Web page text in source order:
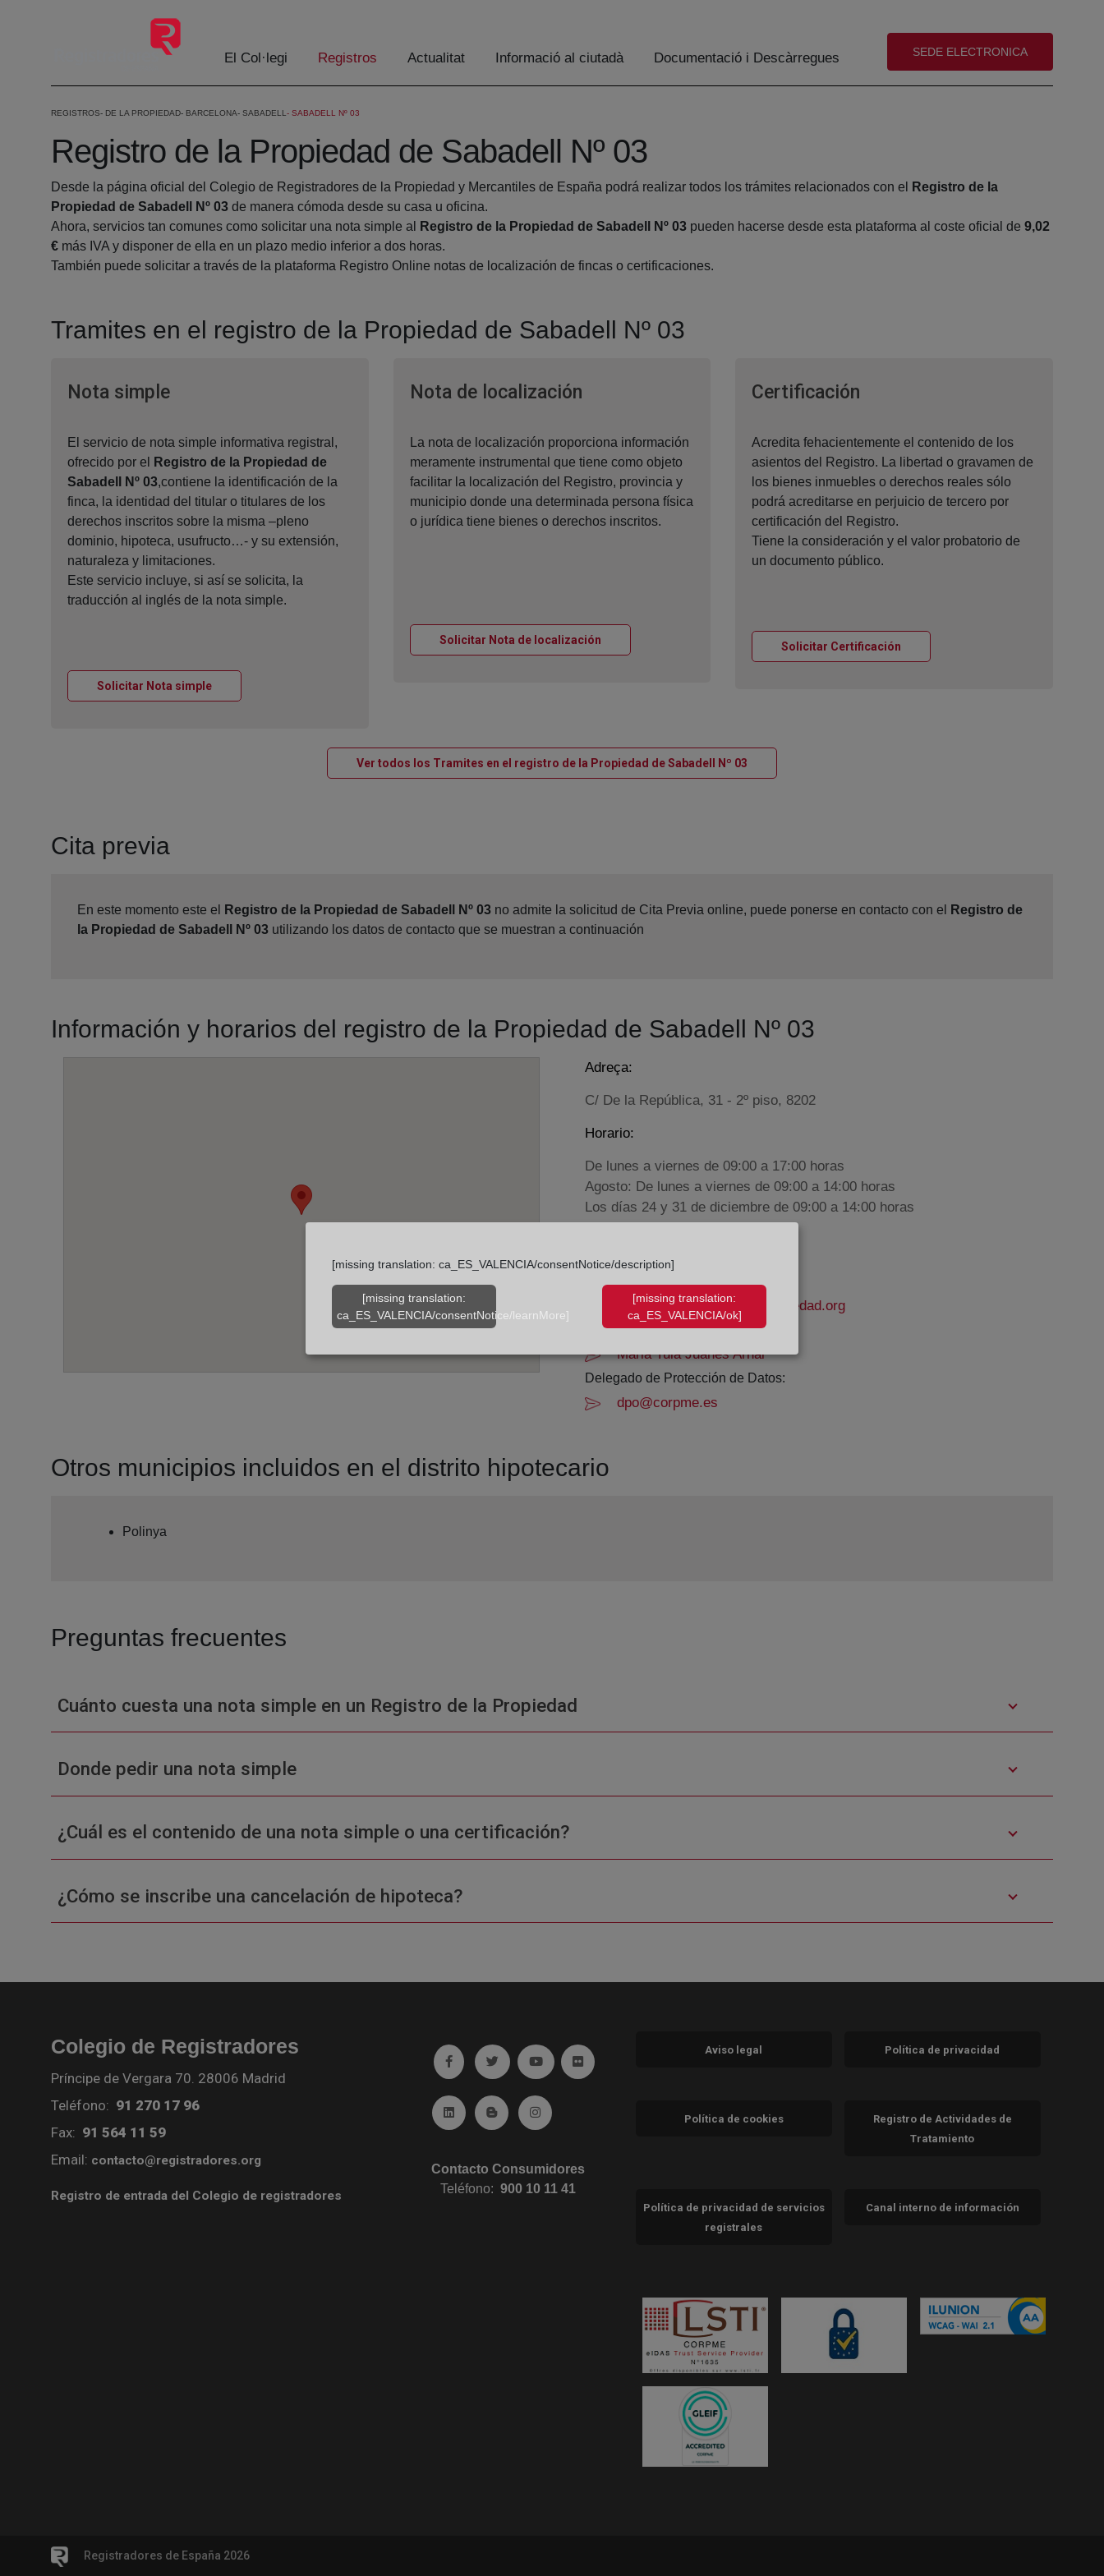
Salta al contingut principal
El Col·legi Registros Actualitat Informació al ciutadà Documentació i Descàrregues (abre en nueva ventana)
SEDE ELECTRONICA
REGISTROS DE LA PROPIEDAD BARCELONA SABADELL SABADELL Nº 03
Registro de la Propiedad de Sabadell Nº 03
Desde la página oficial del Colegio de Registradores de la Propiedad y Mercantiles de España podrá realizar todos los trámites relacionados con el
Registro de la
Propiedad de Sabadell Nº 03 de manera cómoda desde su casa u oficina.
Ahora, servicios tan comunes como solicitar una nota simple al
Registro de la Propiedad de Sabadell Nº 03 pueden hacerse desde esta plataforma al coste oficial de 9,02
€ más IVA y disponer de ella en un plazo medio inferior a dos horas.
También puede solicitar a través de la plataforma Registro Online notas de localización de fincas o certificaciones.
Tramites en el registro de la Propiedad de Sabadell Nº 03
Nota simpleVentana nueva
El servicio de nota simple informativa registral,
ofrecido por el
Registro de la Propiedad de
Sabadell Nº 03,contiene la identificación de la
finca, la identidad del titular o titulares de los
derechos inscritos sobre la misma –pleno
dominio, hipoteca, usufructo…- y su extensión,
naturaleza y limitaciones.
Este servicio incluye, si así se solicita, la
traducción al inglés de la nota simple.
Solicitar Nota simpleVentana nueva
Nota de localizaciónVentana nueva
La nota de localización proporciona información
meramente instrumental que tiene como objeto
facilitar la localización del Registro, provincia y
municipio donde una determinada persona física
o jurídica tiene bienes o derechos inscritos.
Solicitar Nota de localizaciónVentana nueva
Certificación
Acredita fehacientemente el contenido de los
asientos del Registro. La libertad o gravamen de
los bienes inmuebles o derechos reales sólo
podrá acreditarse en perjuicio de tercero por
certificación del Registro.
Tiene la consideración y el valor probatorio de
un documento público.
Solicitar Certificación
Ver todos los Tramites en el registro de la Propiedad de Sabadell Nº 03
Cita previa
En este momento este el Registro de la Propiedad de Sabadell Nº 03 no admite la solicitud de Cita Previa online, puede ponerse en contacto con el
Registro de
la Propiedad de Sabadell Nº 03 utilizando los datos de contacto que se muestran a continuación
Información y horarios del registro de la Propiedad de Sabadell Nº 03
Adreça:
C/ De la República, 31 - 2º piso, 8202
Horario:
De lunes a viernes de 09:00 a 17:00 horas
Agosto: De lunes a viernes de 09:00 a 14:00 horas
Los días 24 y 31 de diciembre de 09:00 a 14:00 horas
sabadell3@registrodelapropiedad.org
Datos del Registrador:
Maria Tula Juanes Arnal
Delegado de Protección de Datos:
dpo@corpme.es
Otros municipios incluidos en el distrito hipotecario
Polinya
Preguntas frecuentes
Cuánto cuesta una nota simple en un Registro de la Propiedad
Donde pedir una nota simple
¿Cuál es el contenido de una nota simple o una certificación?
¿Cómo se inscribe una cancelación de hipoteca?
Colegio de Registradores
Príncipe de Vergara 70. 28006 Madrid
Teléfono: 91 270 17 96
Fax: 91 564 11 59
Email: contacto@registradores.org
Registro de entrada del Colegio de registradores
Ir a facebook (abre en ventana nueva)
Ir a twitter (abre en ventana nueva)
Ir a YouTube (abre en ventana nueva)
Ir a Flickr (abre en ventana nueva)
Ir a Linkedin (abre en ventana nueva)
Ir al Blog (abre en ventana nueva)
Ir a Instagram (abre en ventana nueva)
Contacto Consumidores
Teléfono:900 10 11 41
Aviso legal Política de privacidad
Política de cookies
Registro de Actividades de
Tratamiento
Política de privacidad de servicios
registrales
Canal interno de información
Registradores de España 2026
[missing translation: ca_ES_VALENCIA/consentNotice/description]
[missing translation:
ca_ES_VALENCIA/consentNotice/learnMore]
[missing translation:
ca_ES_VALENCIA/ok]